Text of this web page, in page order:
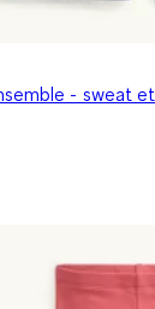
- sweat et